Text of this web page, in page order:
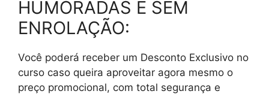
HUMORADAS E SEM
ENROLAÇÃO:
Você poderá receber um Desconto Exclusivo no
curso caso queira aproveitar agora mesmo o
preço promocional, com total segurança e